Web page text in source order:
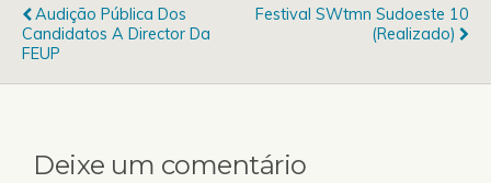
Audição Pública Dos
Candidatos A Director Da
FEUP
Festival SWtmn Sudoeste 10
(Realizado)
Deixe um comentário